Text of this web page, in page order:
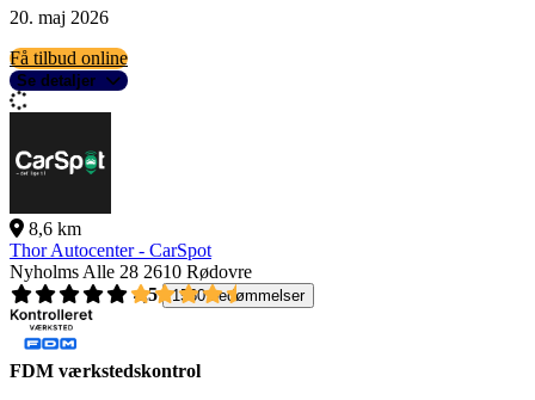
20. maj 2026
Få tilbud online
Se detaljer
8,6 km
Thor Autocenter - CarSpot
Nyholms Alle 28 2610 Rødovre
4,5
1560 bedømmelser
FDM værkstedskontrol